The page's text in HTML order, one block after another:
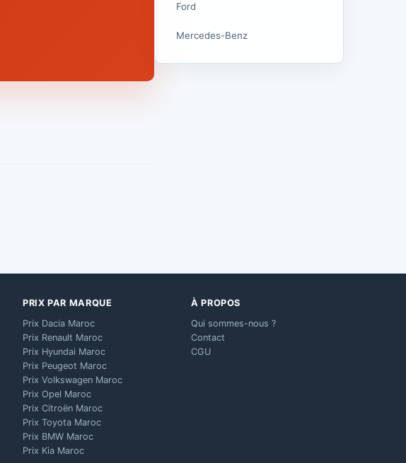
Ford
Mercedes-Benz
PRIX PAR MARQUE
Prix Dacia Maroc
Prix Renault Maroc
Prix Hyundai Maroc
Prix Peugeot Maroc
Prix Volkswagen Maroc
Prix Opel Maroc
Prix Citroën Maroc
Prix Toyota Maroc
Prix BMW Maroc
Prix Kia Maroc
À PROPOS
Qui sommes-nous ?
Contact
CGU